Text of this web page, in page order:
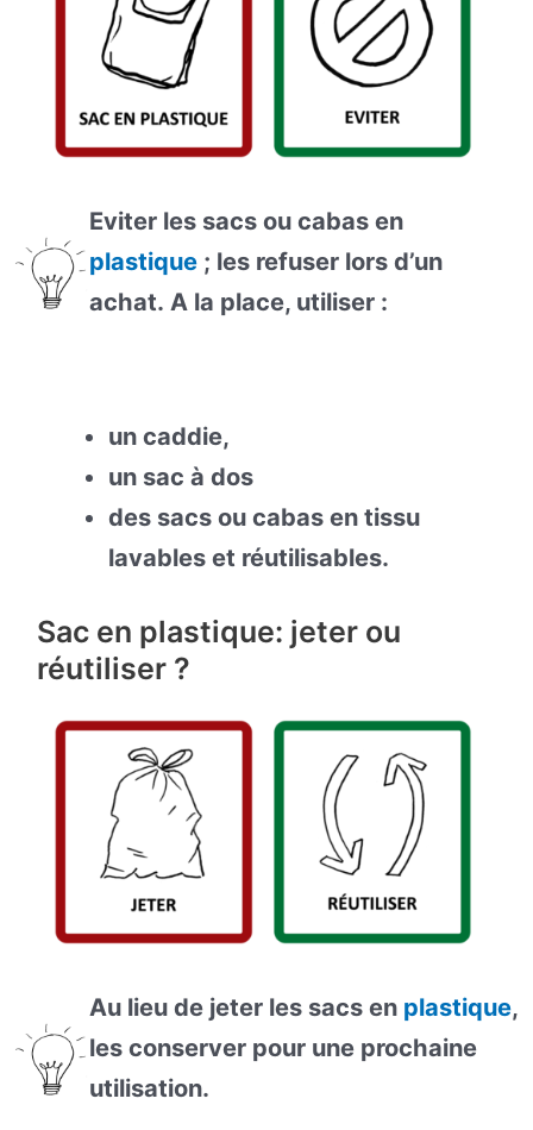
Eviter les sacs ou cabas en
plastique; les refuser lors d’un
achat. A la place, utiliser :
un caddie,
un sac à dos
des sacs ou cabas en tissu
lavables et réutilisables.
Sac en plastique: jeter ou
réutiliser ?
Au lieu de jeter les sacs en plastique,
les conserver pour une prochaine
utilisation.